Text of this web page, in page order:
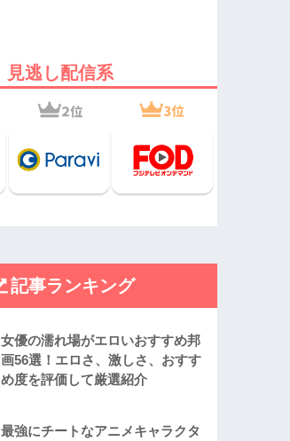
見逃し配信系
記事ランキング
女優の濡れ場がエロいおすすめ邦
画56選！エロさ、激しさ、おすす
め度を評価して厳選紹介
最強にチートなアニメキャラクタ